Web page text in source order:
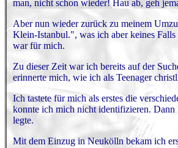
man, nicht schon wieder! Hau ab, geh
Aber nun wieder zurück zu meinem
Klein-Istanbul.", was ich aber keines
war für mich.
Zu dieser Zeit war ich bereits auf der
erinnerte mich, wie ich als Teenager
Ich tastete für mich als erstes die
konnte ich mich nicht identifizieren. Dann
legte.
Mit dem Einzug in Neukölln bekam ich